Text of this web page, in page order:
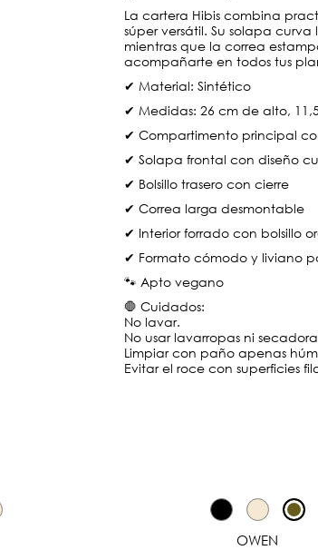
La cartera Hibis combina
súper versátil. Su solapa
mientras que la correa
acompañarte en todos tus
✔ Material: Sintético
✔ Medidas: 26 cm de alto,
✔ Compartimento principal
✔ Solapa frontal con diseño
✔ Bolsillo trasero con cierre
✔ Correa larga desmontable
✔ Interior forrado con bolsillo
✔ Formato cómodo y liviano
🐾 Apto vegano
🛑 Cuidados:
No lavar.
No usar lavarropas ni
Limpiar con paño apenas
Evitar el roce con superficies
OWEN